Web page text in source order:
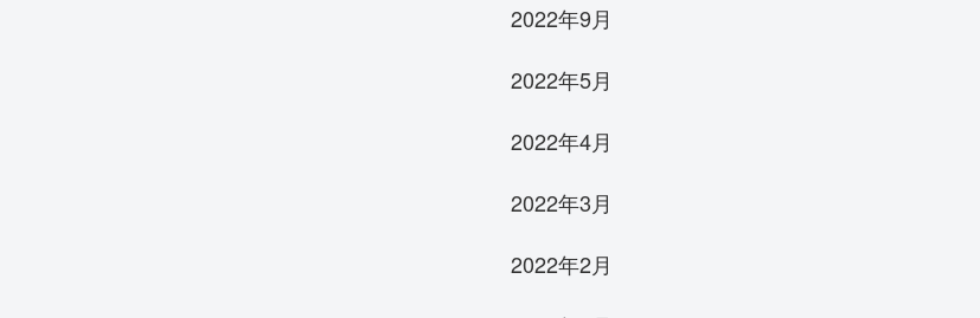
2022年9月
2022年5月
2022年4月
2022年3月
2022年2月